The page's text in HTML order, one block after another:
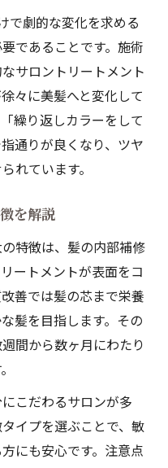
で劇的な変化を求める
であることです。施術
サロントリートメント
々に美髪へと変化して
繰り返しカラーをして
通りが良くなり、ツヤ
れています。
を解説
特徴は、髪の内部補修
ートメントが表面をコ
善では髪の芯まで栄養
髪を目指します。その
間から数ヶ月にわたり
こだわるサロンが多
イプを選ぶことで、敏
にも安心です。注意点